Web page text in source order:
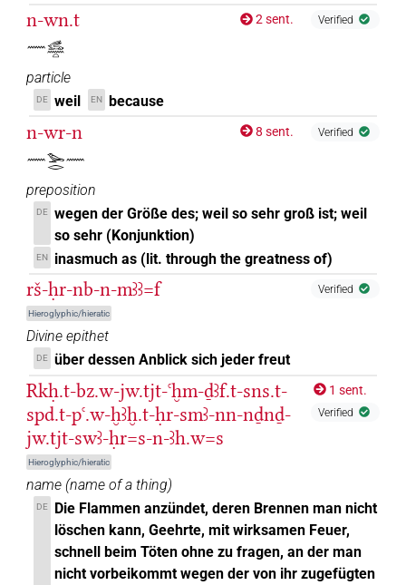
n-wn.t
𓈖𓃹𓈖𓏏
2 sent. Verified
particle
DE weil EN because
n-wr-n
𓈖𓅨𓂋𓈖
8 sent. Verified
preposition
DE wegen der Größe des; weil so sehr groß ist; weil
so sehr (Konjunktion)
EN inasmuch as (lit. through the greatness of)
rš-ḥr-nb-n-mꜣꜣ=f
Hieroglyphic/hieratic
Verified
Divine epithet
DE über dessen Anblick sich jeder freut
Rkḥ.t-bz.w-jw.tjt-ꜥḫm-ḏꜣf.t-sns.t-
spd.t-pꜥ.w-ḫꜣḫ.t-ḥr-smꜣ-nn-nḏnḏ-
jw.tjt-swꜣ-ḥr=s-n-ꜣh.w=s
Hieroglyphic/hieratic
1 sent.
Verified
name (name of a thing)
DE
Die Flammen anzündet, deren Brennen man nicht
löschen kann, Geehrte, mit wirksamen Feuer,
schnell beim Töten ohne zu fragen, an der man
nicht vorbeikommt wegen der von ihr zugefügten